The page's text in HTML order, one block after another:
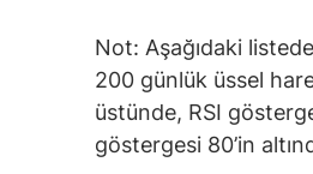
Not: Aşağıdaki
200 günlük üssel
üstünde, RSI
göstergesi 80’in